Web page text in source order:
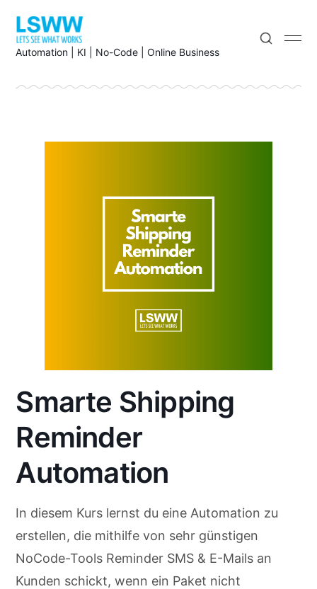
Automation | KI | No-Code | Online Business
Smarte Shipping
Reminder
Automation
In diesem Kurs lernst du eine Automation zu
erstellen, die mithilfe von sehr günstigen
NoCode-Tools Reminder SMS & E-Mails an
Kunden schickt, wenn ein Paket nicht